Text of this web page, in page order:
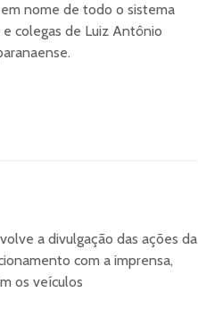
nome de todo o sistema
colegas de Luiz Antônio
a divulgação das ações da
com a imprensa,
os veículos